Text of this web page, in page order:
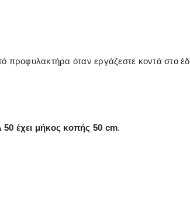
προφυλακτήρα όταν εργάζεστε κοντά στο
50 έχει μήκος κοπής 50 cm.